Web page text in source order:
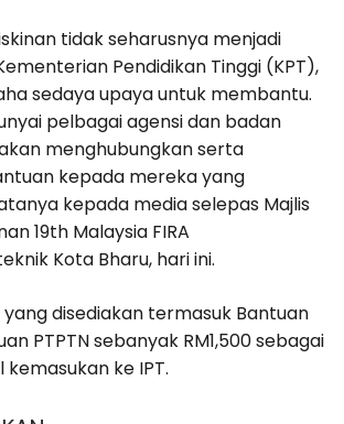
tidak seharusnya menjadi
Pendidikan Tinggi (KPT),
sedaya upaya untuk membantu.
pelbagai agensi dan badan
menghubungkan serta
kepada mereka yang
kepada media selepas Majlis
19th Malaysia FIRA
Kota Bharu, hari ini.
disediakan termasuk Bantuan
PTPTN sebanyak RM1,500 sebagai
ke IPT.